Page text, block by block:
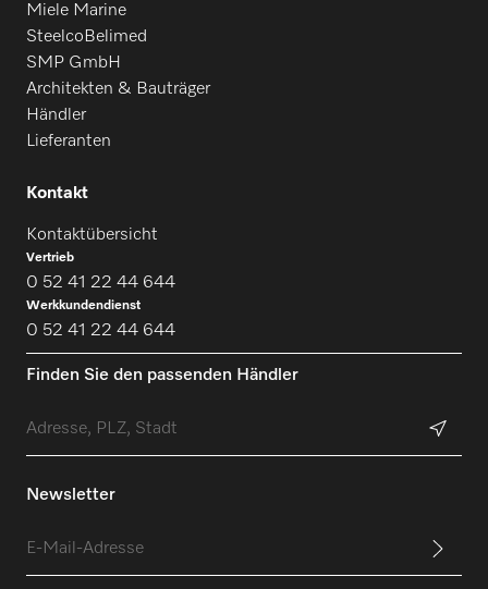
Miele Marine
SteelcoBelimed
SMP GmbH
Architekten & Bauträger
Händler
Lieferanten
Kontakt
Kontaktübersicht
Vertrieb
0 52 41 22 44 644
Werkkundendienst
0 52 41 22 44 644
Finden Sie den passenden Händler
Newsletter